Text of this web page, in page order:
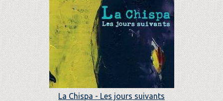
La Chispa - Les jours suivants